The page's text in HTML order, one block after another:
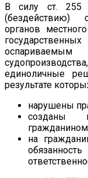
В силу ст.
(бездействию)
органов
единоличные
результате
нарушены
созданы
на